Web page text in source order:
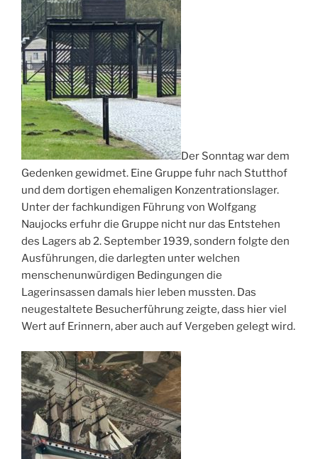
Der Sonntag war dem
Gedenken gewidmet. Eine Gruppe fuhr nach Stutthof
und dem dortigen ehemaligen Konzentrationslager.
Unter der fachkundigen Führung von Wolfgang
Naujocks erfuhr die Gruppe nicht nur das Entstehen
des Lagers ab 2. September 1939, sondern folgte den
Ausführungen, die darlegten unter welchen
menschenunwürdigen Bedingungen die
Lagerinsassen damals hier leben mussten. Das
neugestaltete Besucherführung zeigte, dass hier viel
Wert auf Erinnern, aber auch auf Vergeben gelegt wird.